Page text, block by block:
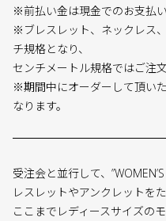
※前払い金は現金でのお支払い
※ブレスレット、ネックレス
チ規格となり、
センチメートル規格ではご注
※期間中にオーダーして頂い
なります。
受注会と並行して、
レスレットやアンクレットを
ここまでレディースサイズの